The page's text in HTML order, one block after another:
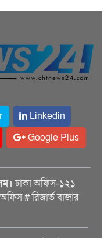
Linkedin
Google Plus
ঢাকা অফিস-১২১
# রিজার্ভ বাজার